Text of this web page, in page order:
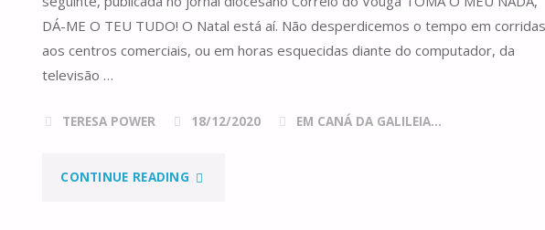
DÁ-ME O TEU TUDO! O Natal está aí. Não desperdicemos o tempo em corridas
aos centros comerciais, ou em horas esquecidas diante do computador, da
televisão …
TERESA POWER 18/12/2020 EM CANÁ DA GALILEIA...
CONTINUE READING "DOMINGO